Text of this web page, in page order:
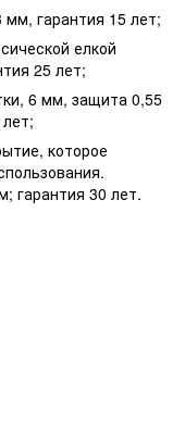
гарантия 15 лет;
елкой
25 лет;
6 мм, защита 0,55
которое
гарантия 30 лет.